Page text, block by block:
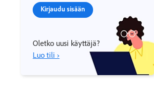
Kirjaudu sisään
Oletko uusi käyttäjä?
Luo tili ›